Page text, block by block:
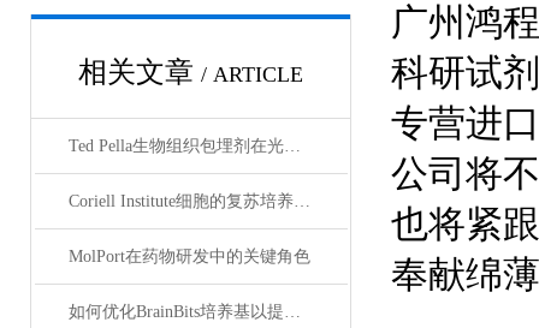
相关文章 / ARTICLE
Ted Pella生物组织包埋剂在光镜与电镜联用技术中的应用
Coriell Institute细胞的复苏培养与质量控制规范
MolPort在药物研发中的关键角色
如何优化BrainBits培养基以提高实验效果？
广州鸿
科研试
专营进
公司将
也将紧
奉献绵